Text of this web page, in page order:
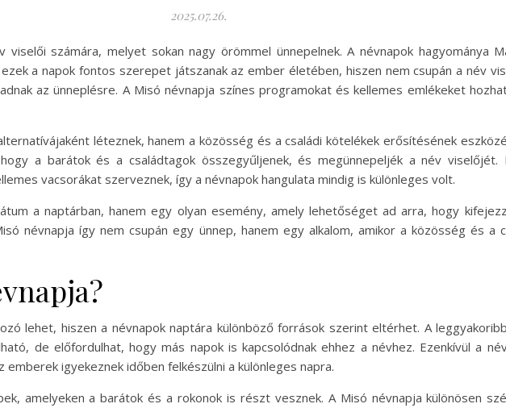
2025.07.26.
viselői számára, melyet sokan nagy örömmel ünnepelnek. A névnapok hagyománya
a napok fontos szerepet játszanak az ember életében, hiszen nem csupán a név
az ünneplésre. A Misó névnapja színes programokat és kellemes emlékeket
léteznek, hanem a közösség és a családi kötelékek erősítésének
a barátok és a családtagok összegyűljenek, és megünnepeljék a név viselőjét.
vacsorákat szerveznek, így a névnapok hangulata mindig is különleges volt.
a naptárban, hanem egy olyan esemény, amely lehetőséget ad arra, hogy
névnapja így nem csupán egy ünnep, hanem egy alkalom, amikor a közösség és a
lehet, hiszen a névnapok naptára különböző források szerint eltérhet. A
de előfordulhat, hogy más napok is kapcsolódnak ehhez a névhez. Ezenkívül a
igyekeznek időben felkészülni a különleges napra.
amelyeken a barátok és a rokonok is részt vesznek. A Misó névnapja különösen